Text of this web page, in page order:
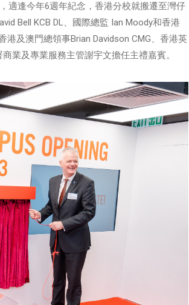
適逢今年6週年紀念，香港分校就搬遷至灣仔
Bell KCB DL、國際總監 Ian Moody和香港
及澳門總領事Brian Davidson CMG、香港英
業及專業服務主管謝宇文擔任主禮嘉賓。